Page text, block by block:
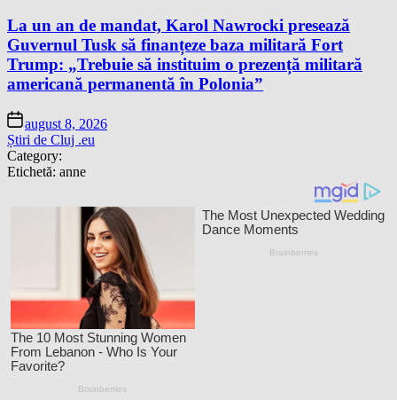
La un an de mandat, Karol Nawrocki presează
Guvernul Tusk să finanțeze baza militară Fort
Trump: „Trebuie să instituim o prezență militară
americană permanentă în Polonia”
august 8, 2026
Știri de Cluj .eu
Category:
Etichetă: anne